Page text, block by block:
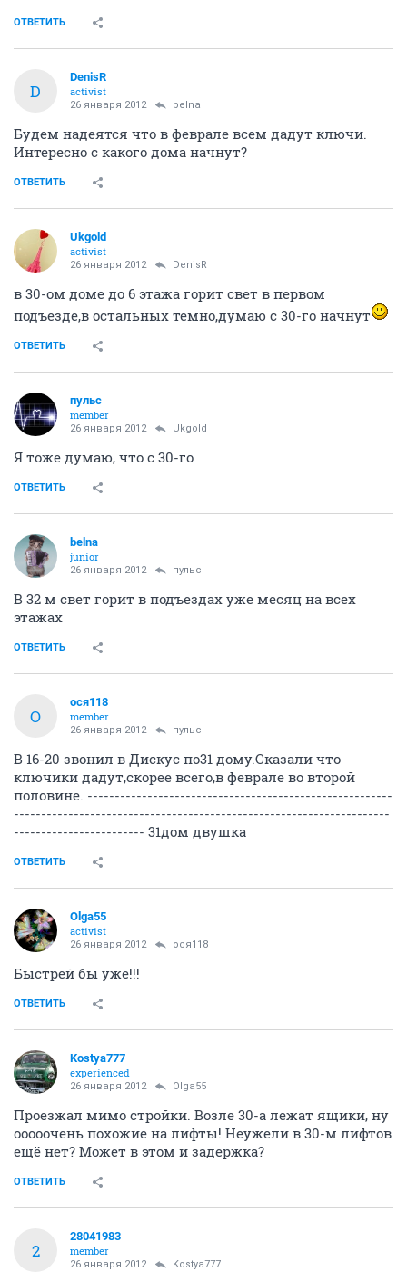
ОТВЕТИТЬ
D
DenisR
activist
26 января 2012 belna
Будем надеятся что в феврале всем дадут ключи.
Интересно с какого дома начнут?
ОТВЕТИТЬ
Ukgold
activist
26 января 2012 DenisR
в 30-ом доме до 6 этажа горит свет в первом
подъезде,в остальных темно,думаю с 30-го начнут
ОТВЕТИТЬ
пульс
member
26 января 2012 Ukgold
Я тоже думаю, что с 30-го
ОТВЕТИТЬ
belna
junior
26 января 2012 пульс
В 32 м свет горит в подъездах уже месяц на всех
этажах
ОТВЕТИТЬ
О
ося118
member
26 января 2012 пульс
В 16-20 звонил в Дискус по31 дому.Сказали что
ключики дадут,скорее всего,в феврале во второй
половине. --------------------------------------------------------
---------------------------------------------------------------------
------------------------ 31дом двушка
ОТВЕТИТЬ
Olga55
activist
26 января 2012 ося118
Быстрей бы уже!!!
ОТВЕТИТЬ
Kostya777
experienced
26 января 2012 Olga55
Проезжал мимо стройки. Возле 30-а лежат ящики, ну
ооооочень похожие на лифты! Неужели в 30-м лифтов
ещё нет? Может в этом и задержка?
ОТВЕТИТЬ
2
28041983
member
26 января 2012 Kostya777